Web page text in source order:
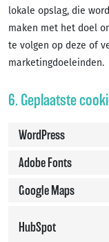
lokale opslag, die
maken met het doel
te volgen op deze of
marketingdoeleinden.
6. Geplaatste
WordPress
Adobe Fonts
Google Maps
HubSpot